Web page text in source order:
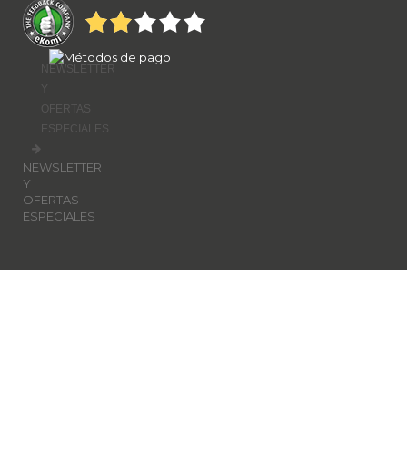
NEWSLETTER
Y
OFERTAS
ESPECIALES
NEWSLETTER
Y
OFERTAS
ESPECIALES